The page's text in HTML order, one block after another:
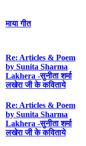
माया गीत
Re: Articles & Poem
by Sunita Sharma
Lakhera -सुनीता शर्मा
लखेरा जी के कविताये
Re: Articles & Poem
by Sunita Sharma
Lakhera -सुनीता शर्मा
लखेरा जी के कविताये